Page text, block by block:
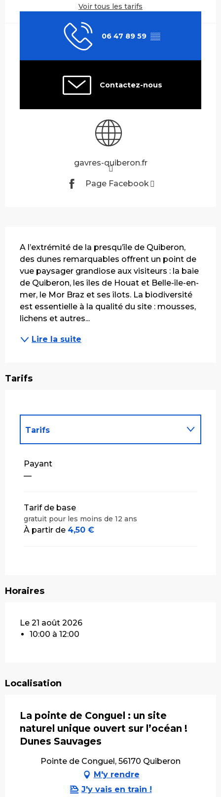
Voir tous les tarifs
06 47 89 59 ▒▒
Contactez-nous
gavres-quiberon.fr
Page Facebook
A l’extrémité de la presqu’île de Quiberon,
des dunes remarquables offrent un point de
vue paysager grandiose aux visiteurs : la baie
de Quiberon, les îles de Houat et Belle-île-en-
mer, le Mor Braz et ses îlots. La biodiversité
est essentielle à la qualité du site : mousses,
lichens et autres...
Lire la suite
Tarifs
Tarifs
Tarifs 2027
Payant
—
Tarif de base
gratuit pour les moins de 12 ans
À partir de 4,50 €
Horaires
Le 21 août 2026
10:00 à 12:00
Localisation
La pointe de Conguel : un site
naturel unique ouvert sur l’océan !
Dunes Sauvages
Pointe de Conguel, 56170 Quiberon
M'y rendre
J'y vais en train !